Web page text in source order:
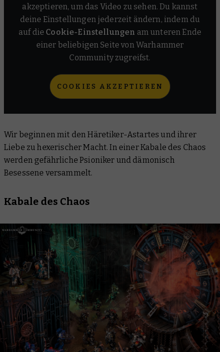
akzeptieren, um das Video zu sehen. Du kannst
deine Einstellungen jederzeit ändern, indem du
auf die Cookie-Einstellungen am unteren Ende
einer beliebigen Seite von Warhammer
Community zugreifst.
COOKIES AKZEPTIEREN
Wir beginnen mit den Häretiker-Astartes und ihrer
Liebe zu hexerischer Macht. In einer Kabale des Chaos
werden gefährliche Psioniker und dämonisch
Besessene versammelt.
Kabale des Chaos